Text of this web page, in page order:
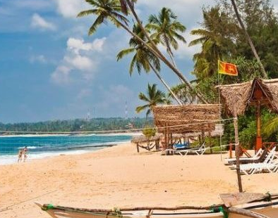
- 18:00
- 15:00
216
180-32-43,
180-32-43 ,
180-32-43,
01 80
Харків
ДЕ ПРОЖИВАЄТЕ
ПРИМІТКИ